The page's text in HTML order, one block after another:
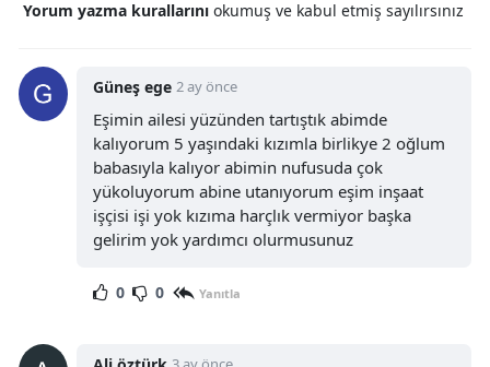
Yorum yazma kurallarını okumuş ve kabul etmiş sayılırsınız
Güneş ege 2 ay önce
Eşimin ailesi yüzünden tartıştık abimde
kalıyorum 5 yaşındaki kızımla birlikye 2 oğlum
babasıyla kalıyor abimin nufusuda çok
yükoluyorum abine utanıyorum eşim inşaat
işçisi işi yok kızıma harçlık vermiyor başka
gelirim yok yardımcı olurmusunuz
0 0 Yanıtla